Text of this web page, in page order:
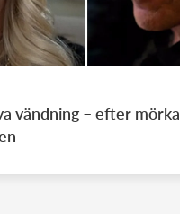
vändning – efter mörka